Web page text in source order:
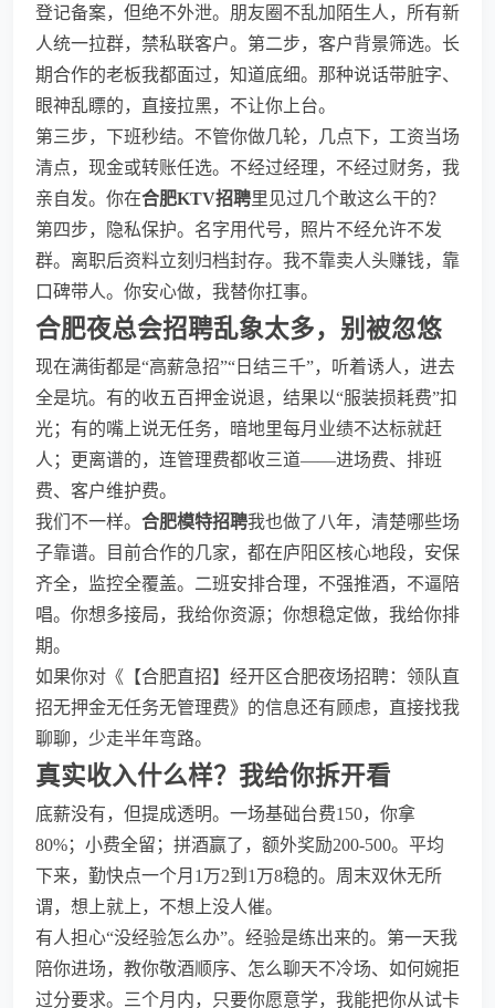
登记备案，但绝不外泄。朋友圈不乱加陌生人，所有新
人统一拉群，禁私联客户。第二步，客户背景筛选。长
期合作的老板我都面过，知道底细。那种说话带脏字、
眼神乱瞟的，直接拉黑，不让你上台。
第三步，下班秒结。不管你做几轮，几点下，工资当场
清点，现金或转账任选。不经过经理，不经过财务，我
亲自发。你在合肥KTV招聘里见过几个敢这么干的？
第四步，隐私保护。名字用代号，照片不经允许不发
群。离职后资料立刻归档封存。我不靠卖人头赚钱，靠
口碑带人。你安心做，我替你扛事。
合肥夜总会招聘乱象太多，别被忽悠
现在满街都是“高薪急招”“日结三千”，听着诱人，进去
全是坑。有的收五百押金说退，结果以“服装损耗费”扣
光；有的嘴上说无任务，暗地里每月业绩不达标就赶
人；更离谱的，连管理费都收三道——进场费、排班
费、客户维护费。
我们不一样。 合肥模特招聘我也做了八年，清楚哪些场
子靠谱。目前合作的几家，都在庐阳区核心地段，安保
齐全，监控全覆盖。二班安排合理，不强推酒，不逼陪
唱。你想多接局，我给你资源；你想稳定做，我给你排
期。
如果你对《【合肥直招】经开区合肥夜场招聘：领队直
招无押金无任务无管理费》的信息还有顾虑，直接找我
聊聊，少走半年弯路。
真实收入什么样？我给你拆开看
底薪没有，但提成透明。一场基础台费150，你拿
80%；小费全留；拼酒赢了，额外奖励200-500。平均
下来，勤快点一个月1万2到1万8稳的。周末双休无所
谓，想上就上，不想上没人催。
有人担心“没经验怎么办”。经验是练出来的。第一天我
陪你进场，教你敬酒顺序、怎么聊天不冷场、如何婉拒
过分要求。三个月内，只要你愿意学，我能把你从试卡